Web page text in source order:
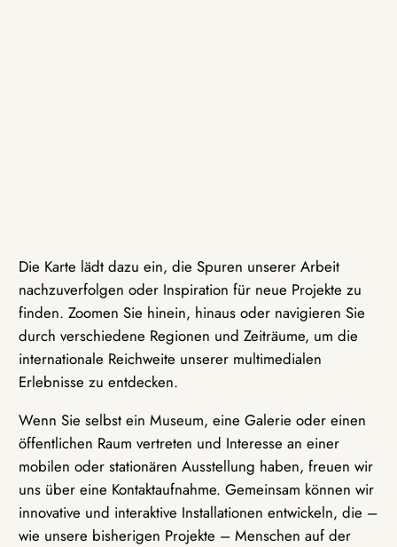
Die Karte lädt dazu ein, die Spuren unserer Arbeit
nachzuverfolgen oder Inspiration für neue Projekte zu
finden. Zoomen Sie hinein, hinaus oder navigieren Sie
durch verschiedene Regionen und Zeiträume, um die
internationale Reichweite unserer multimedialen
Erlebnisse zu entdecken.
Wenn Sie selbst ein Museum, eine Galerie oder einen
öffentlichen Raum vertreten und Interesse an einer
mobilen oder stationären Ausstellung haben, freuen wir
uns über eine Kontaktaufnahme. Gemeinsam können wir
innovative und interaktive Installationen entwickeln, die –
wie unsere bisherigen Projekte – Menschen auf der